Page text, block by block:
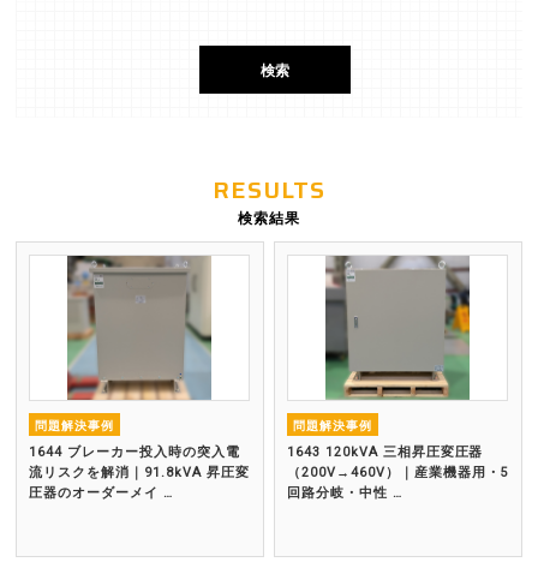
RESULTS
検索結果
問題解決事例
1644 ブレーカー投入時の突入電
流リスクを解消｜91.8kVA 昇圧変
圧器のオーダーメイ …
問題解決事例
1643 120kVA 三相昇圧変圧器
（200V→460V）｜産業機器用・5
回路分岐・中性 …